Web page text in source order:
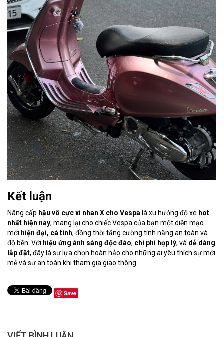
Kết luận
Nâng cấp hậu vô cực xi nhan X cho Vespa là xu hướng độ xe hot
nhất hiện nay, mang lại cho chiếc Vespa của bạn một diện mạo
mới hiện đại, cá tính, đồng thời tăng cường tính năng an toàn và
độ bền. Với hiệu ứng ánh sáng độc đáo, chi phí hợp lý, và dễ dàng
lắp đặt, đây là sự lựa chọn hoàn hảo cho những ai yêu thích sự mới
mẻ và sự an toàn khi tham gia giao thông.
Save